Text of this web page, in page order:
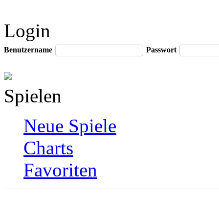
Login
Benutzername Passwort
Spielen
Neue Spiele
Charts
Favoriten